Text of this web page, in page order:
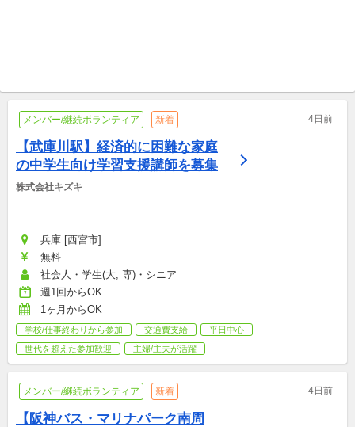
メンバー/継続ボランティア 新着 4日前
【武庫川駅】経済的に困難な家庭
の中学生向け学習支援講師を募集
株式会社キズキ
兵庫 [西宮市]
無料
社会人・学生(大, 専)・シニア
週1回からOK
1ヶ月からOK
学校/仕事終わりから参加 交通費支給
平日中心
世代を超えた参加歓迎
主婦/主夫が活躍
メンバー/継続ボランティア 新着 4日前
【阪神バス・マリナパーク南周